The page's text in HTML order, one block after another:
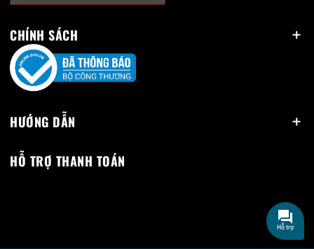
CHÍNH SÁCH
HƯỚNG DẪN
HỖ TRỢ THANH TOÁN
Hỗ trợ